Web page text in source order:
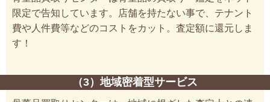
限定で告知しています。店舗を持たない事で、テナント
費や人件費等などのコストをカット。査定額に還元しま
す！
（3）地域密着型サービス